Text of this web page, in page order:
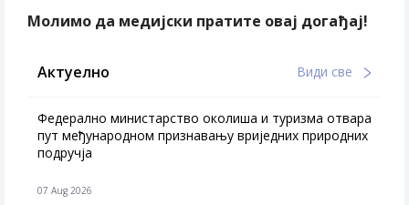
Молимо да медијски пратите овај догађај!
Актуелно Види све
Федерално министарство околиша и туризма отвара
пут међународном признавању вриједних природних
подручја
07 Aug 2026